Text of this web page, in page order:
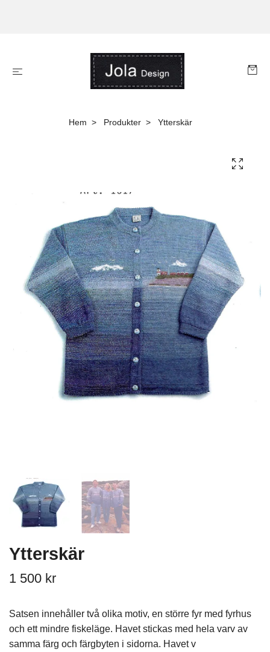
Hem Produkter Ytterskär
Ytterskär
1 500 kr
Satsen innehåller två olika motiv, en större fyr med fyrhus
och ett mindre fiskeläge. Havet stickas med hela varv av
samma färg och färgbyten i sidorna. Havet v